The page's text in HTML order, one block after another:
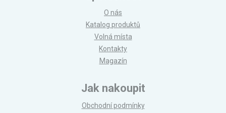
O nás
Katalog produktů
Volná místa
Kontakty
Magazín
Jak nakoupit
Obchodní podmínky